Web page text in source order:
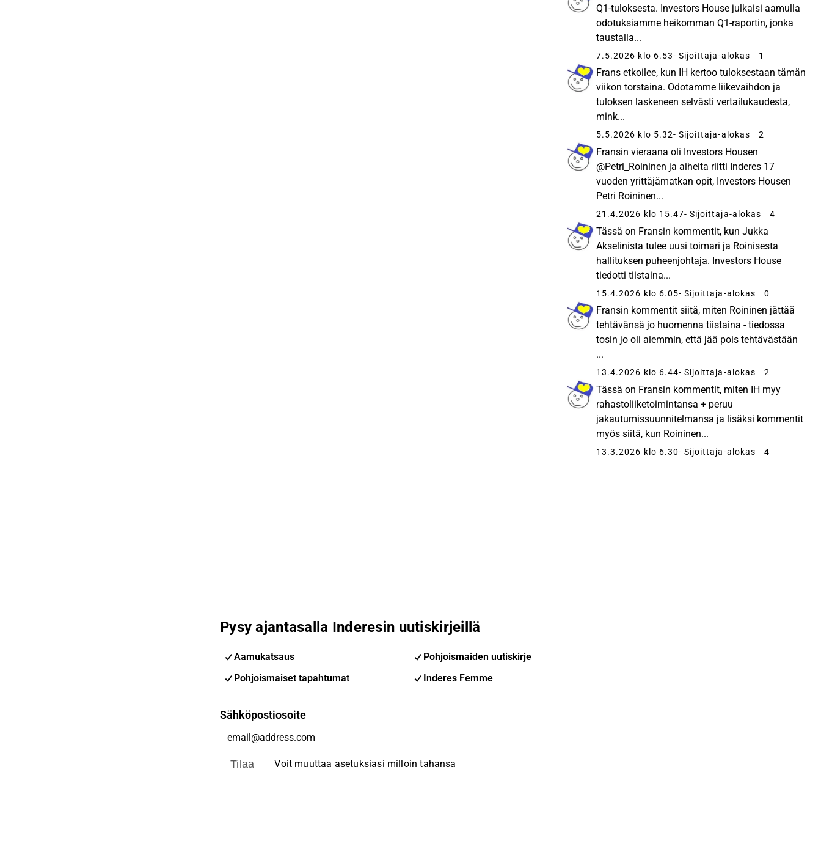
Q1-tuloksesta. Investors House julkaisi aamulla
odotuksiamme heikomman Q1-raportin, jonka
taustalla...
7.5.2026 klo 6.53- Sijoittaja-alokas 1
Frans etkoilee, kun IH kertoo tuloksestaan tämän
viikon torstaina. Odotamme liikevaihdon ja
tuloksen laskeneen selvästi vertailukaudesta,
mink...
5.5.2026 klo 5.32- Sijoittaja-alokas 2
Fransin vieraana oli Investors Housen
@Petri_Roininen ja aiheita riitti Inderes 17
vuoden yrittäjämatkan opit, Investors Housen
Petri Roininen...
21.4.2026 klo 15.47- Sijoittaja-alokas 4
Tässä on Fransin kommentit, kun Jukka
Akselinista tulee uusi toimari ja Roinisesta
hallituksen puheenjohtaja. Investors House
tiedotti tiistaina...
15.4.2026 klo 6.05- Sijoittaja-alokas 0
Fransin kommentit siitä, miten Roininen jättää
tehtävänsä jo huomenna tiistaina - tiedossa
tosin jo oli aiemmin, että jää pois tehtävästään
...
13.4.2026 klo 6.44- Sijoittaja-alokas 2
Tässä on Fransin kommentit, miten IH myy
rahastoliiketoimintansa + peruu
jakautumissuunnitelmansa ja lisäksi kommentit
myös siitä, kun Roininen...
13.3.2026 klo 6.30- Sijoittaja-alokas 4
Pysy ajantasalla Inderesin uutiskirjeillä
Aamukatsaus
Pohjoismaiden uutiskirje
Pohjoismaiset tapahtumat
Inderes Femme
Sähköpostiosoite
Tilaa Voit muuttaa asetuksiasi milloin tahansa